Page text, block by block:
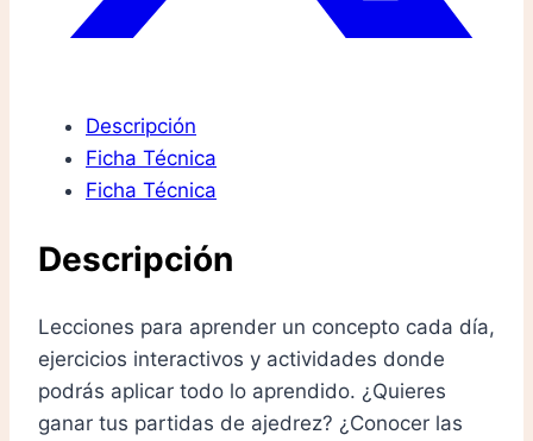
Descripción
Ficha Técnica
Ficha Técnica
Descripción
Lecciones para aprender un concepto cada día,
ejercicios interactivos y actividades donde
podrás aplicar todo lo aprendido. ¿Quieres
ganar tus partidas de ajedrez? ¿Conocer las